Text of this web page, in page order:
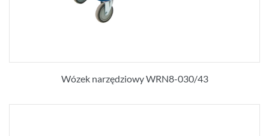
Wózek narzędziowy WRN8-030/43